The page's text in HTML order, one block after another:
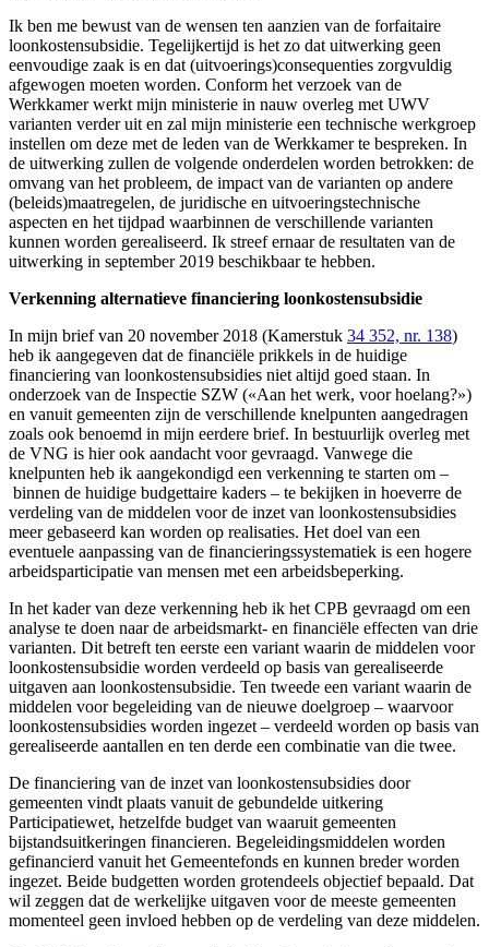
Ik ben me bewust van de wensen ten aanzien van de forfaitaire
loonkostensubsidie. Tegelijkertijd is het zo dat uitwerking geen
eenvoudige zaak is en dat (uitvoerings)consequenties zorgvuldig
afgewogen moeten worden. Conform het verzoek van de
Werkkamer werkt mijn ministerie in nauw overleg met UWV
varianten verder uit en zal mijn ministerie een technische werkgroep
instellen om deze met de leden van de Werkkamer te bespreken. In
de uitwerking zullen de volgende onderdelen worden betrokken: de
omvang van het probleem, de impact van de varianten op andere
(beleids)maatregelen, de juridische en uitvoeringstechnische
aspecten en het tijdpad waarbinnen de verschillende varianten
kunnen worden gerealiseerd. Ik streef ernaar de resultaten van de
uitwerking in september 2019 beschikbaar te hebben.
Verkenning alternatieve financiering loonkostensubsidie
In mijn brief van 20 november 2018 (Kamerstuk 34 352, nr. 138)
heb ik aangegeven dat de financiële prikkels in de huidige
financiering van loonkostensubsidies niet altijd goed staan. In
onderzoek van de Inspectie SZW («Aan het werk, voor hoelang?»)
en vanuit gemeenten zijn de verschillende knelpunten aangedragen
zoals ook benoemd in mijn eerdere brief. In bestuurlijk overleg met
de VNG is hier ook aandacht voor gevraagd. Vanwege die
knelpunten heb ik aangekondigd een verkenning te starten om –
binnen de huidige budgettaire kaders – te bekijken in hoeverre de
verdeling van de middelen voor de inzet van loonkostensubsidies
meer gebaseerd kan worden op realisaties. Het doel van een
eventuele aanpassing van de financieringssystematiek is een hogere
arbeidsparticipatie van mensen met een arbeidsbeperking.
In het kader van deze verkenning heb ik het CPB gevraagd om een
analyse te doen naar de arbeidsmarkt- en financiële effecten van drie
varianten. Dit betreft ten eerste een variant waarin de middelen voor
loonkostensubsidie worden verdeeld op basis van gerealiseerde
uitgaven aan loonkostensubsidie. Ten tweede een variant waarin de
middelen voor begeleiding van de nieuwe doelgroep – waarvoor
loonkostensubsidies worden ingezet – verdeeld worden op basis van
gerealiseerde aantallen en ten derde een combinatie van die twee.
De financiering van de inzet van loonkostensubsidies door
gemeenten vindt plaats vanuit de gebundelde uitkering
Participatiewet, hetzelfde budget van waaruit gemeenten
bijstandsuitkeringen financieren. Begeleidingsmiddelen worden
gefinancierd vanuit het Gemeentefonds en kunnen breder worden
ingezet. Beide budgetten worden grotendeels objectief bepaald. Dat
wil zeggen dat de werkelijke uitgaven voor de meeste gemeenten
momenteel geen invloed hebben op de verdeling van deze middelen.